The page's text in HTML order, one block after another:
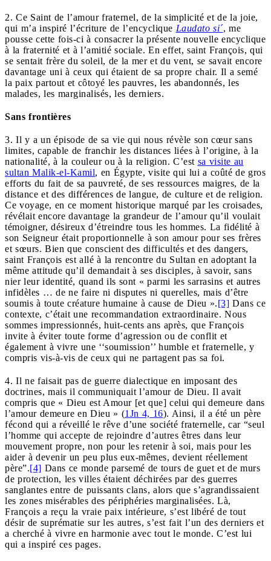
2. Ce Saint de l’amour fraternel, de la simplicité et de la joie,
qui m’a inspiré l’écriture de l’encyclique Laudato si´, me
pousse cette fois-ci à consacrer la présente nouvelle encyclique
à la fraternité et à l’amitié sociale. En effet, saint François, qui
se sentait frère du soleil, de la mer et du vent, se savait encore
davantage uni à ceux qui étaient de sa propre chair. Il a semé
la paix partout et côtoyé les pauvres, les abandonnés, les
malades, les marginalisés, les derniers.
Sans frontières
3. Il y a un épisode de sa vie qui nous révèle son cœur sans
limites, capable de franchir les distances liées à l’origine, à la
nationalité, à la couleur ou à la religion. C’est sa visite au
sultan Malik-el-Kamil, en Égypte, visite qui lui a coûté de gros
efforts du fait de sa pauvreté, de ses ressources maigres, de la
distance et des différences de langue, de culture et de religion.
Ce voyage, en ce moment historique marqué par les croisades,
révélait encore davantage la grandeur de l’amour qu’il voulait
témoigner, désireux d’étreindre tous les hommes. La fidélité à
son Seigneur était proportionnelle à son amour pour ses frères
et sœurs. Bien que conscient des difficultés et des dangers,
saint François est allé à la rencontre du Sultan en adoptant la
même attitude qu’il demandait à ses disciples, à savoir, sans
nier leur identité, quand ils sont « parmi les sarrasins et autres
infidèles … de ne faire ni disputes ni querelles, mais d’être
soumis à toute créature humaine à cause de Dieu ».[3] Dans ce
contexte, c’était une recommandation extraordinaire. Nous
sommes impressionnés, huit-cents ans après, que François
invite à éviter toute forme d’agression ou de conflit et
également à vivre une ‘‘soumission’’ humble et fraternelle, y
compris vis-à-vis de ceux qui ne partagent pas sa foi.
4. Il ne faisait pas de guerre dialectique en imposant des
doctrines, mais il communiquait l’amour de Dieu. Il avait
compris que « Dieu est Amour [et que] celui qui demeure dans
l’amour demeure en Dieu » (1Jn 4, 16). Ainsi, il a été un père
fécond qui a réveillé le rêve d’une société fraternelle, car “seul
l’homme qui accepte de rejoindre d’autres êtres dans leur
mouvement propre, non pour les retenir à soi, mais pour les
aider à devenir un peu plus eux-mêmes, devient réellement
père”.[4] Dans ce monde parsemé de tours de guet et de murs
de protection, les villes étaient déchirées par des guerres
sanglantes entre de puissants clans, alors que s’agrandissaient
les zones misérables des périphéries marginalisées. Là,
François a reçu la vraie paix intérieure, s’est libéré de tout
désir de suprématie sur les autres, s’est fait l’un des derniers et
a cherché à vivre en harmonie avec tout le monde. C’est lui
qui a inspiré ces pages.